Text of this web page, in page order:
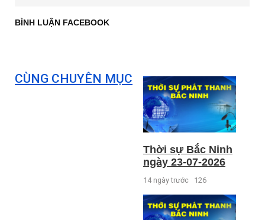
BÌNH LUẬN FACEBOOK
CÙNG CHUYÊN MỤC
Thời sự Bắc Ninh
ngày 23-07-2026
14 ngày trước 126